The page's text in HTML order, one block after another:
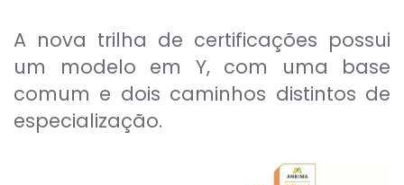
A nova trilha de certificações possui
um modelo em Y, com uma base
comum e dois caminhos distintos de
especialização.